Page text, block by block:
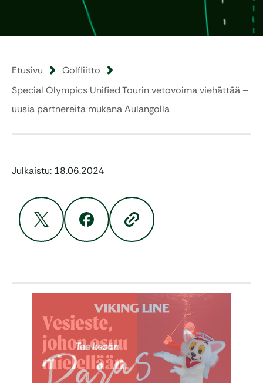
Etusivu
Golfliitto
Special Olympics Unified Tourin vetovoima viehättää –
uusia partnereita mukana Aulangolla
Julkaistu: 18.06.2024